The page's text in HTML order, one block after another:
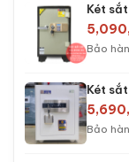
Két
Bảo
Két
Bảo